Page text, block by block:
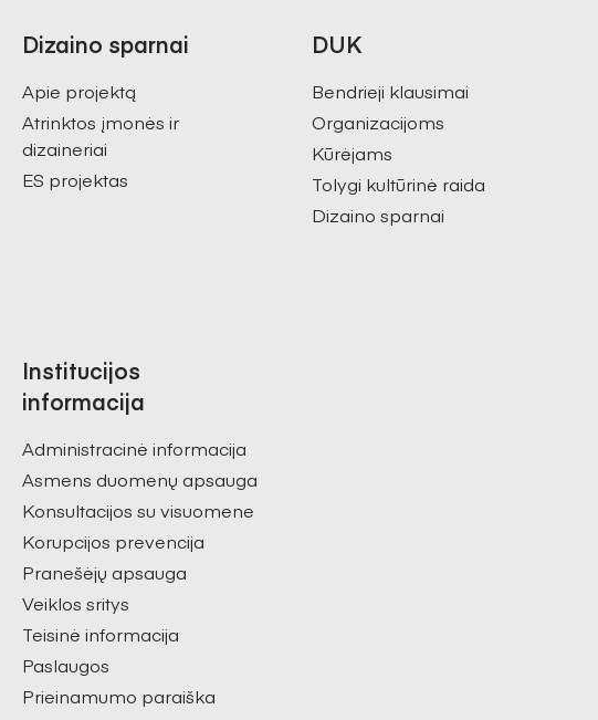
Dizaino sparnai
Apie projektą
Atrinktos įmonės ir
dizaineriai
ES projektas
DUK
Bendrieji klausimai
Organizacijoms
Kūrėjams
Tolygi kultūrinė raida
Dizaino sparnai
Institucijos
informacija
Administracinė informacija
Asmens duomenų apsauga
Konsultacijos su visuomene
Korupcijos prevencija
Pranešėjų apsauga
Veiklos sritys
Teisinė informacija
Paslaugos
Prieinamumo paraiška